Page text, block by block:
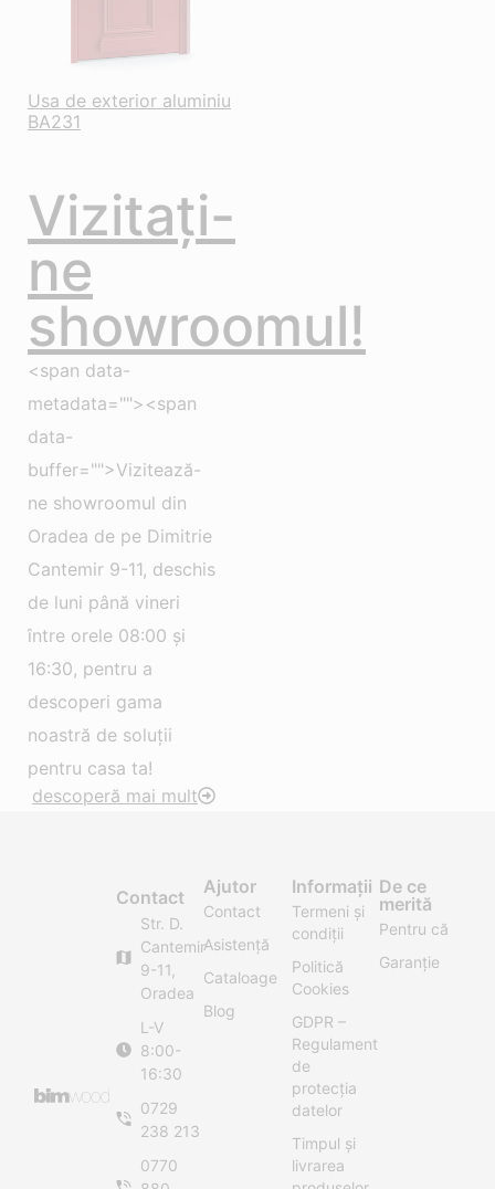
Usa de exterior aluminiu
BA231
Vizitați-
ne
showroomul!
<span data-
metadata=""><span
data-
buffer="">Vizitează-
ne showroomul din
Oradea de pe Dimitrie
Cantemir 9-11, deschis
de luni până vineri
între orele 08:00 și
16:30, pentru a
descoperi gama
noastră de soluții
pentru casa ta!
descoperă mai mult
Contact
Str. D.
Cantemir
9-11,
Oradea
L-V
8:00-
16:30
0729
238 213
0770
Ajutor
Contact
Asistență
Cataloage
Blog
Informații
Termeni și
condiții
Politică
Cookies
GDPR –
Regulament
de
protecția
datelor
Timpul și
livrarea
De ce
merită
Pentru că
Garanție